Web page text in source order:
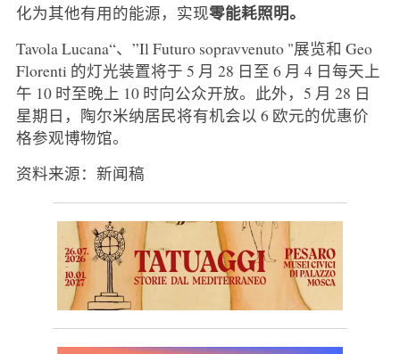
化为其他有用的能源，实现零能耗照明。
Tavola Lucana“、”Il Futuro sopravvenuto "展览和 Geo
Florenti 的灯光装置将于 5 月 28 日至 6 月 4 日每天上
午 10 时至晚上 10 时向公众开放。此外，5 月 28 日
星期日，陶尔米纳居民将有机会以 6 欧元的优惠价
格参观博物馆。
资料来源：新闻稿